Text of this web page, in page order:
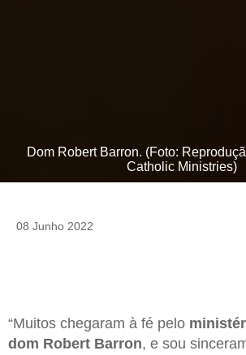
Dom Robert Barron. (Foto:
Catholic Ministries)
08 Junho 2022
“Muitos chegaram à fé pelo
dom Robert Barron, e sou